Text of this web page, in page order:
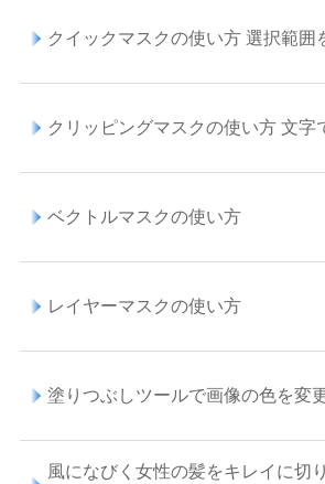
クイックマスクの使い方 選択範囲
クリッピングマスクの使い方 文字
ベクトルマスクの使い方
レイヤーマスクの使い方
塗りつぶしツールで画像の色を変
風になびく女性の髪をキレイに切